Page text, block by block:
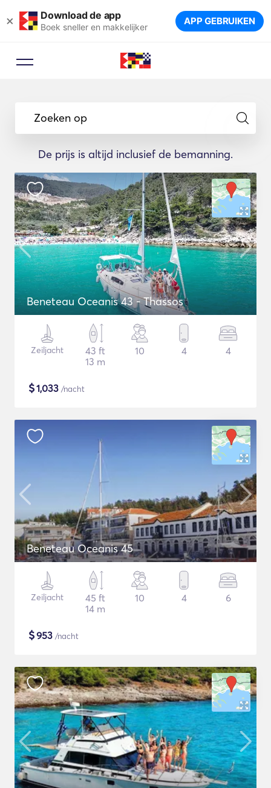
× Download de app
Boek sneller en makkelijker APP GEBRUIKEN
Zoeken op
De prijs is altijd inclusief de bemanning.
Beneteau Oceanis 43 - Thassos
Zeiljacht
43 ft
13 m
10 4 4
$1,033 /nacht
Beneteau Oceanis 45
Zeiljacht
45 ft
14 m
10 4 6
$953 /nacht